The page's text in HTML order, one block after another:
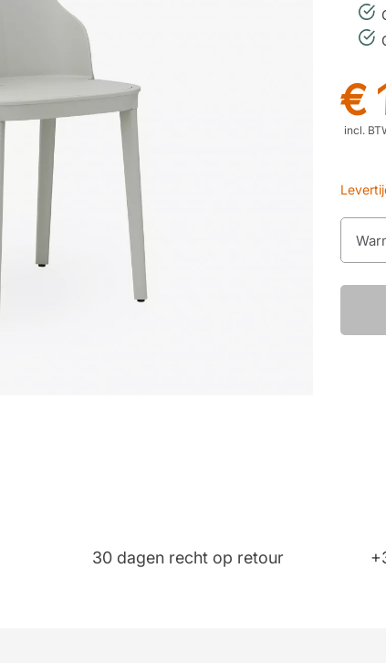
€
incl.
30 dagen recht op retour